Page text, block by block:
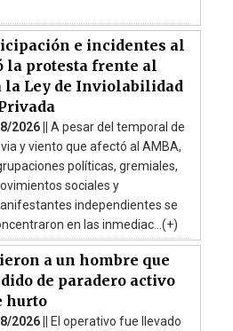
e incidentes al
la protesta frente al
la Ley de Inviolabilidad
2026 || A pesar del temporal de
y viento que afectó al AMBA,
políticas, gremiales,
sociales y
independientes se
en las inmediac...(+)
a un hombre que
de paradero activo
hurto
2026 || El operativo fue llevado